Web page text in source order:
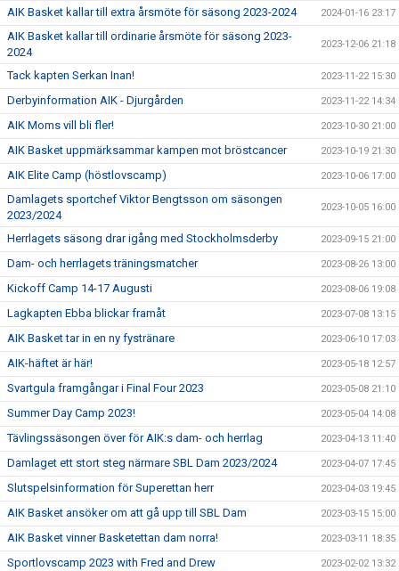
AIK Basket kallar till extra årsmöte för säsong 2023-2024 2024-01-16 23:17
AIK Basket kallar till ordinarie årsmöte för säsong 2023-
2024
2023-12-06 21:18
Tack kapten Serkan Inan! 2023-11-22 15:30
Derbyinformation AIK - Djurgården 2023-11-22 14:34
AIK Moms vill bli fler! 2023-10-30 21:00
AIK Basket uppmärksammar kampen mot bröstcancer 2023-10-19 21:30
AIK Elite Camp (höstlovscamp) 2023-10-06 17:00
Damlagets sportchef Viktor Bengtsson om säsongen
2023/2024
2023-10-05 16:00
Herrlagets säsong drar igång med Stockholmsderby 2023-09-15 21:00
Dam- och herrlagets träningsmatcher 2023-08-26 13:00
Kickoff Camp 14-17 Augusti 2023-08-06 19:08
Lagkapten Ebba blickar framåt 2023-07-08 13:15
AIK Basket tar in en ny fystränare 2023-06-10 17:03
AIK-häftet är här! 2023-05-18 12:57
Svartgula framgångar i Final Four 2023 2023-05-08 21:10
Summer Day Camp 2023! 2023-05-04 14:08
Tävlingssäsongen över för AIK:s dam- och herrlag 2023-04-13 11:40
Damlaget ett stort steg närmare SBL Dam 2023/2024 2023-04-07 17:45
Slutspelsinformation för Superettan herr 2023-04-03 19:45
AIK Basket ansöker om att gå upp till SBL Dam 2023-03-15 15:00
AIK Basket vinner Basketettan dam norra! 2023-03-11 18:35
Sportlovscamp 2023 with Fred and Drew 2023-02-02 13:32